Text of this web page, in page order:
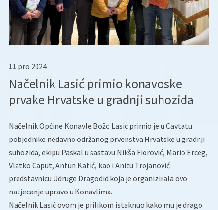
11 pro 2024
Načelnik Lasić primio konavoske
prvake Hrvatske u gradnji suhozida
Načelnik Općine Konavle Božo Lasić primio je u Cavtatu
pobjednike nedavno održanog prvenstva Hrvatske u gradnji
suhozida, ekipu Paskal u sastavu Nikša Fiorović, Mario Erceg,
Vlatko Caput, Antun Katić, kao i Anitu Trojanović
predstavnicu Udruge Dragodid koja je organizirala ovo
natjecanje upravo u Konavlima.
Načelnik Lasić ovom je prilikom istaknuo kako mu je drago